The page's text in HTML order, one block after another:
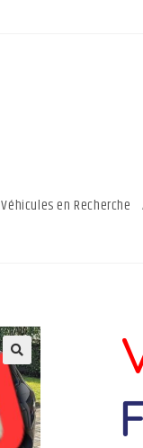
Véhicules en Recherche